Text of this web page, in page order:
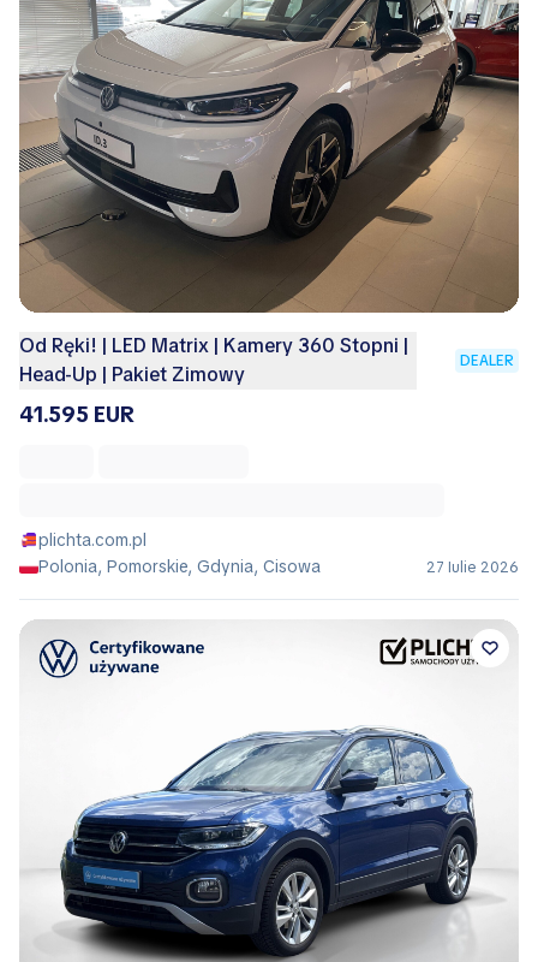
Od Ręki! | LED Matrix | Kamery 360 Stopni |
Head-Up | Pakiet Zimowy
DEALER
41.595 EUR
plichta.com.pl
Polonia, Pomorskie, Gdynia, Cisowa
27 Iulie 2026